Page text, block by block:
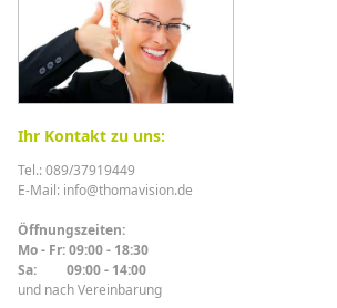
Ihr Kontakt zu uns:
Tel.: 089/37919449
E-Mail: info@thomavision.de
Öffnungszeiten:
Mo - Fr: 09:00 - 18:30
Sa: 09:00 - 14:00
und nach Vereinbarung